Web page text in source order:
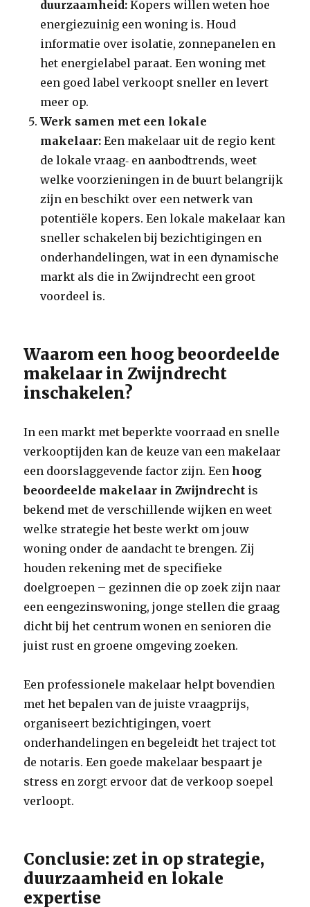
duurzaamheid: Kopers willen weten hoe
energiezuinig een woning is. Houd
informatie over isolatie, zonnepanelen en
het energielabel paraat. Een woning met
een goed label verkoopt sneller en levert
meer op.
Werk samen met een lokale
makelaar: Een makelaar uit de regio kent
de lokale vraag‑ en aanbodtrends, weet
welke voorzieningen in de buurt belangrijk
zijn en beschikt over een netwerk van
potentiële kopers. Een lokale makelaar kan
sneller schakelen bij bezichtigingen en
onderhandelingen, wat in een dynamische
markt als die in Zwijndrecht een groot
voordeel is.
Waarom een hoog beoordeelde
makelaar in Zwijndrecht
inschakelen?
In een markt met beperkte voorraad en snelle
verkooptijden kan de keuze van een makelaar
een doorslaggevende factor zijn. Eenhoog
beoordeelde makelaar in Zwijndrecht is
bekend met de verschillende wijken en weet
welke strategie het beste werkt om jouw
woning onder de aandacht te brengen. Zij
houden rekening met de specifieke
doelgroepen – gezinnen die op zoek zijn naar
een eengezinswoning, jonge stellen die graag
dicht bij het centrum wonen en senioren die
juist rust en groene omgeving zoeken.
Een professionele makelaar helpt bovendien
met het bepalen van de juiste vraagprijs,
organiseert bezichtigingen, voert
onderhandelingen en begeleidt het traject tot
de notaris. Een goede makelaar bespaart je
stress en zorgt ervoor dat de verkoop soepel
verloopt.
Conclusie: zet in op strategie,
duurzaamheid en lokale
expertise